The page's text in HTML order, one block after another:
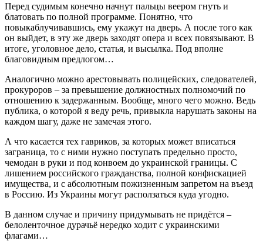
Перед судимым конечно начнут пальцы веером гнуть и
блатовать по полной программе. Понятно, что
повыкаблучивавшись, ему укажут на дверь. А после того как
он выйдет, в эту же дверь заходят опера и всех повязывают. В
итоге, уголовное дело, статья, и высылка. Под вполне
благовидным предлогом…
Аналогично можно арестовывать полицейских, следователей,
прокуроров – за превышение должностных полномочий по
отношению к задержанным. Вообще, много чего можно. Ведь
публика, о которой я веду речь, привыкла нарушать законы на
каждом шагу, даже не замечая этого.
А что касается тех гавриков, за которых может вписаться
заграница, то с ними нужно поступать предельно просто,
чемодан в руки и под конвоем до украинской границы. С
лишением российского гражданства, полной конфискацией
имущества, и с абсолютным пожизненным запретом на въезд
в Россию. Из Украины могут расползаться куда угодно.
В данном случае и причину придумывать не придётся –
белоленточное дурачьё нередко ходит с украинскими
флагами…